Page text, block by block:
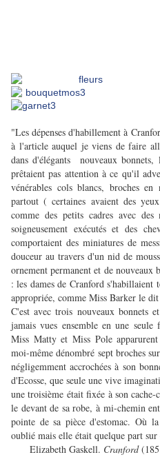
"Les dépenses d'habillement à
à l'article auquel je viens de faire
dans d'élégants nouveaux bonnets,
prêtaient pas attention à ce qu'il
vénérables cols blancs, broches
partout ( certaines avaient des
comme des petits cadres avec des
soigneusement exécutés et des
comportaient des miniatures de
douceur au travers d'un nid de
ornement permanent et de
: les dames de Cranford s'habillaient
appropriée, comme Miss Barker le
C'est avec trois nouveaux bonnets
jamais vues ensemble en une
Miss Matty et Miss Pole
moi-même dénombré sept broches
négligemment accrochées à son
d'Ecosse, que seule une vive
une troisième était fixée à son
le devant de sa robe, à mi-chemin
pointe de sa pièce d'estomac. Où
oublié mais elle était quelque part
Elizabeth Gaskell. Cranford